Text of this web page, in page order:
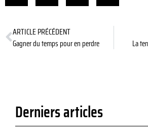
ARTICLE PRÉCÉDENT
Gagner du temps pour en perdre La
Derniers articles